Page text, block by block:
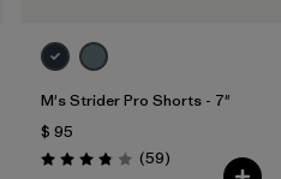
M's Strider Pro Shorts - 7"
$ 95
Valoración: 3.8 / 5
(59Comentarios
)